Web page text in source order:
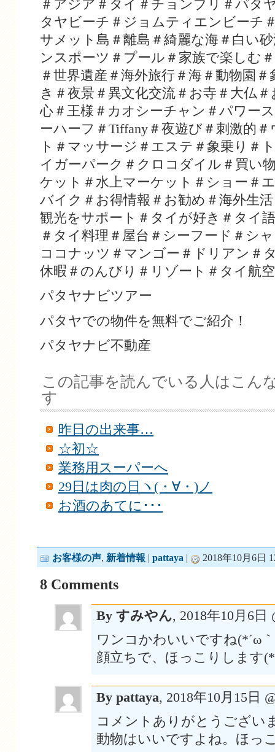
＃アジア＃タイ＃チョンブリ＃パタ
タヤビーチ＃ジョムティエンビーチ
サメット島＃離島＃綺麗な海＃白い
ンスポーツ＃プール＃家族で楽しむ
＃世界遺産＃海外旅行＃海＃動物園
き＃夜景＃異文化交流＃お寺＃大仏
心＃王様＃カオシーチャン＃パワー
ーハーフ＃Tiffany＃夜遊び＃刺激的
ト＃マッサージ＃エステ＃象乗り＃
イガーパーク＃クロコダイル＃買い
ケット＃水上マーケット＃ショー＃
バイク＃お得情報＃お勧め＃海外生
観光をサポート＃タイが好き＃タイ
＃タイ料理＃屋台＃シーフード＃シ
ココナッツ＃マンゴー＃ドリアン＃
休暇＃のんびり＃リゾート＃タイ航
パタヤナビツアー
パタヤでの物件を無料でご紹介！
パタヤナビ不動産
この記事を読んでいる人はこん
す
昨日の出来事…
☆初☆
業務用スーパーへ
29日は肉の日ヽ(・∀・)ノ
お酒のあてに･･･
お客様の声, 新着情報 | pattaya | 2018年10月6日
8 Comments
By すみやん, 2018年10月6日
ワンコかわいいですね(*´ω
顔立ちで、ほっこりします
By pattaya, 2018年10月15日
コメントありがとうござい
動物はいいですよね。ほっ